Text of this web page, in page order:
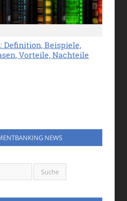
Definition, Beispiele,
Vorteile, Nachteile
NEWS